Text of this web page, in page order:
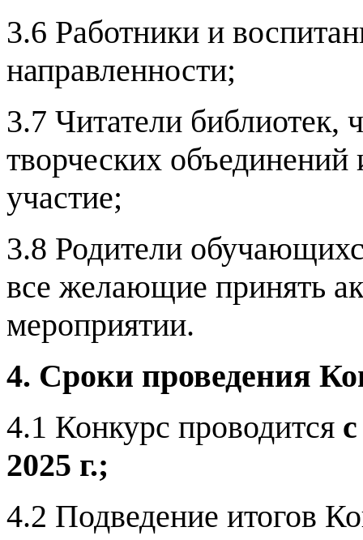
3.6 Работники и
направленности;
3.7 Читатели библиотек,
творческих
участие;
3.8 Родители
все желающие принять
мероприятии.
4. Сроки проведения
4.1 Конкурс проводится
2025 г.;
4.2 Подведение итогов